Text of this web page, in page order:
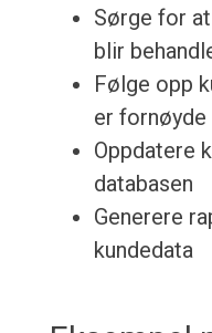
Sørge for
blir
Følge opp
er fornøyde
Oppdatere
databasen
Generere
kundedata